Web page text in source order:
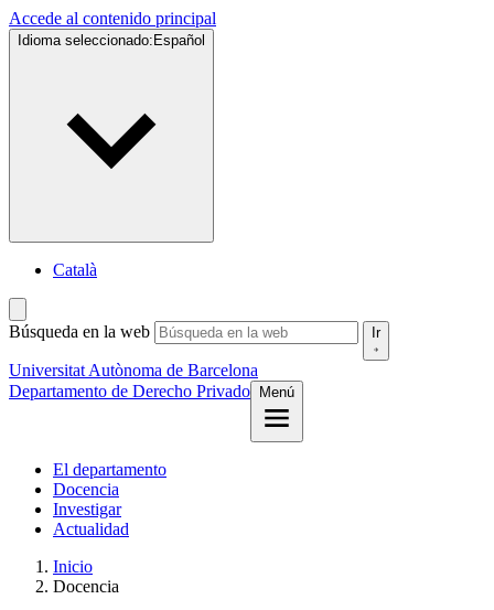
Accede al contenido principal
Idioma seleccionado: Español
Català
Búsqueda en la web Ir
Universitat Autònoma de Barcelona
Departamento de Derecho Privado
Menú
El departamento
Docencia
Investigar
Actualidad
Inicio
Docencia